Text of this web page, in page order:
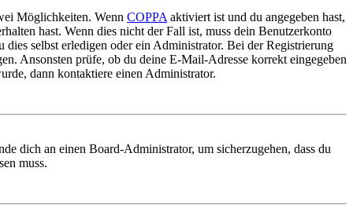
Möglichkeiten. Wenn COPPA aktiviert ist und du angegeben hast,
hast. Wenn dies nicht der Fall ist, muss dein Benutzerkonto
selbst erledigen oder ein Administrator. Bei der Registrierung
Ansonsten prüfe, ob du deine E-Mail-Adresse korrekt eingegeben
dann kontaktiere einen Administrator.
dich an einen Board-Administrator, um sicherzugehen, dass du
muss.